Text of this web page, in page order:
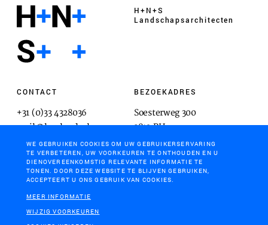
H+N+S
Landschaps­architecten
CONTACT
+31 (0)33 4328036
mail@hnsland.nl
BEZOEKADRES
Soesterweg 300
3812 BH
Amersfoort
POSTADRES
Postbus 1603
3800 BP
WE GEBRUIKEN COOKIES OM UW GEBRUIKERSERVARING
TE VERBETEREN, UW VOORKEUREN TE ONTHOUDEN EN U
DIENOVEREENKOMSTIG RELEVANTE INFORMATIE TE
TONEN. DOOR DEZE WEBSITE TE BLIJVEN GEBRUIKEN,
ACCEPTEERT U ONS GEBRUIK VAN COOKIES.
MEER INFORMATIE
WIJZIG VOORKEUREN